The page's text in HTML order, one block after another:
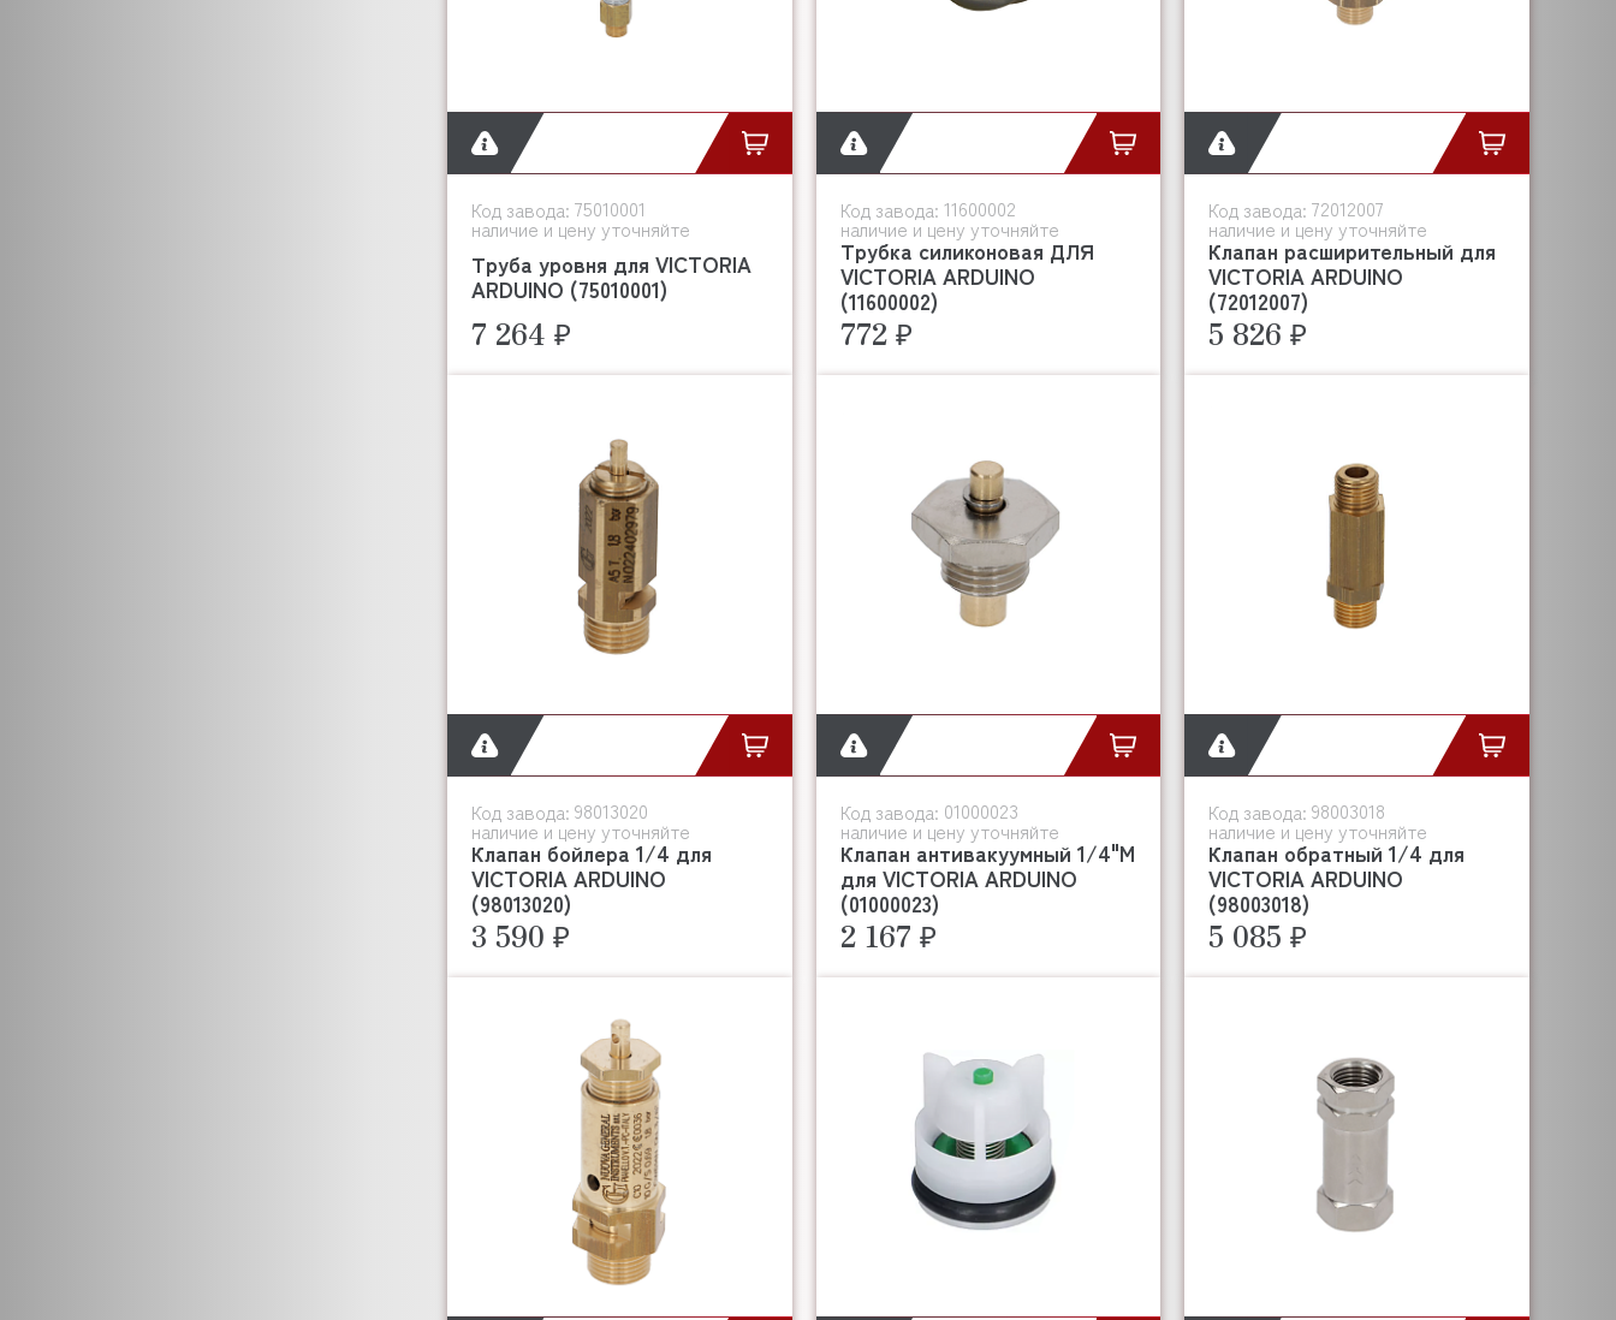
Код завода: 75010001
наличие и цену уточняйте
Труба уровня для VICTORIA
ARDUINO (75010001)
7 264 ₽
Код завода: 11600002
наличие и цену уточняйте
Трубка силиконовая ДЛЯ
VICTORIA ARDUINO
(11600002)
772 ₽
Код завода:72012007
наличие и цену уточняйте
Клапан расширительный для
VICTORIA ARDUINO
(72012007)
5 826 ₽
Код завода: 98013020
наличие и цену уточняйте
Клапан бойлера 1/4 для
VICTORIA ARDUINO
(98013020)
3 590 ₽
Код завода: 01000023
наличие и цену уточняйте
Клапан антивакуумный 1/4"M
для VICTORIA ARDUINO
(01000023)
2 167 ₽
Код завода:98003018
наличие и цену уточняйте
Клапан обратный 1/4 для
VICTORIA ARDUINO
(98003018)
5 085 ₽